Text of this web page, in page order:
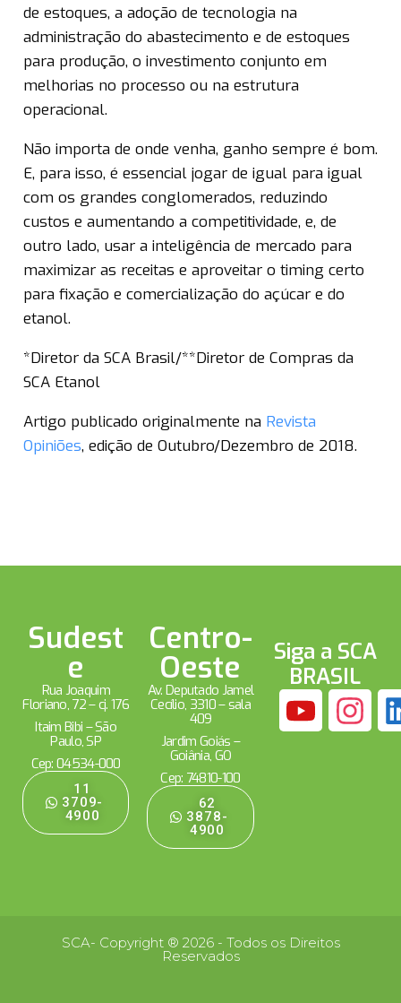
de estoques, a adoção de tecnologia na
administração do abastecimento e de estoques
para produção, o investimento conjunto em
melhorias no processo ou na estrutura
operacional.
Não importa de onde venha, ganho sempre é bom.
E, para isso, é essencial jogar de igual para igual
com os grandes conglomerados, reduzindo
custos e aumentando a competitividade, e, de
outro lado, usar a inteligência de mercado para
maximizar as receitas e aproveitar o timing certo
para fixação e comercialização do açúcar e do
etanol.
*Diretor da SCA Brasil/**Diretor de Compras da
SCA Etanol
Artigo publicado originalmente na Revista
Opiniões, edição de Outubro/Dezembro de 2018.
Sudest
e
Rua Joaquim
Floriano, 72 – cj. 176
Itaim Bibi – São
Paulo, SP
Cep: 04534-000
11
3709-
4900
Centro-
Oeste
Av. Deputado Jamel
Cecílio, 3310 – sala
409
Jardim Goiás –
Goiânia, GO
Cep: 74810-100
62
3878-
4900
Siga a SCA
BRASIL
SCA- Copyright ® 2026 - Todos os Direitos
Reservados